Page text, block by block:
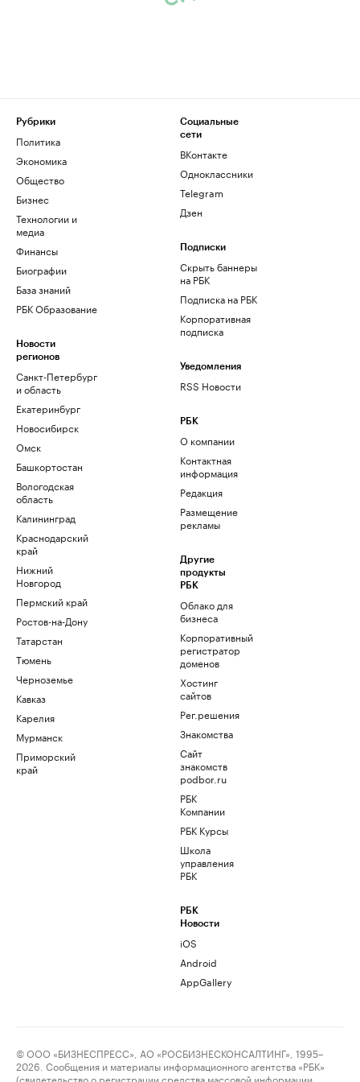
Рубрики
Политика
Экономика
Общество
Бизнес
Технологии и
медиа
Финансы
Биографии
База знаний
РБК Образование
Новости
регионов
Санкт-Петербург
и область
Екатеринбург
Новосибирск
Омск
Башкортостан
Вологодская
область
Калининград
Краснодарский
край
Нижний
Новгород
Пермский край
Ростов-на-Дону
Татарстан
Тюмень
Черноземье
Кавказ
Карелия
Мурманск
Приморский
край
Социальные
сети
ВКонтакте
Одноклассники
Telegram
Дзен
Подписки
Скрыть баннеры
на РБК
Подписка на РБК
Корпоративная
подписка
Уведомления
RSS Новости
РБК
О компании
Контактная
информация
Редакция
Размещение
рекламы
Другие
продукты
РБК
Облако для
бизнеса
Корпоративный
регистратор
доменов
Хостинг
сайтов
Рег.решения
Знакомства
Сайт
знакомств
podbor.ru
РБК
Компании
РБК Курсы
Школа
управления
РБК
РБК
Новости
iOS
Android
AppGallery
© ООО «БИЗНЕСПРЕСС», АО «РОСБИЗНЕСКОНСАЛТИНГ», 1995–
2026. Сообщения и материалы информационного агентства «РБК»
(свидетельство о регистрации средства массовой информации